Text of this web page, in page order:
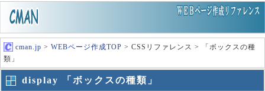
cman.jp > WEBページ作成TOP > CSSリファレンス > 「ボックスの種
類」
display 「ボックスの種類」